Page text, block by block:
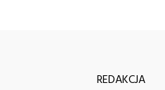
REDAKCJA